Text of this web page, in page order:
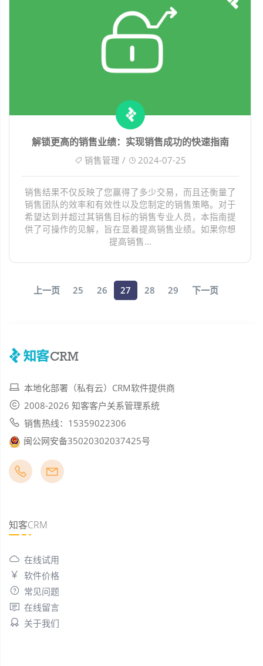
解锁更高的销售业绩：实现销售成功的快速指南
销售管理 / 2024-07-25
销售结果不仅反映了您赢得了多少交易，而且还衡量了
销售团队的效率和有效性以及您制定的销售策略。对于
希望达到并超过其销售目标的销售专业人员，本指南提
供了可操作的见解，旨在显着提高销售业绩。如果你想
提高销售...
上一页 25 26 27 28 29 下一页
本地化部署（私有云）CRM软件提供商
2008-2026 知客客户关系管理系统
销售热线：15359022306
闽公网安备35020302037425号
知客CRM
在线试用
软件价格
常见问题
在线留言
关于我们